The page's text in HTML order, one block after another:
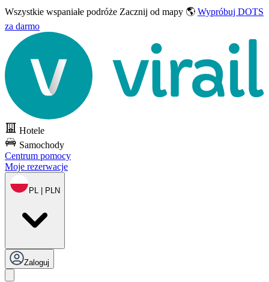
Wszystkie wspaniałe podróże Zacznij od mapy 🌎 Wypróbuj DOTS
za darmo
Hotele
Samochody
Centrum pomocy
Moje rezerwacje
PL | PLN
Zaloguj